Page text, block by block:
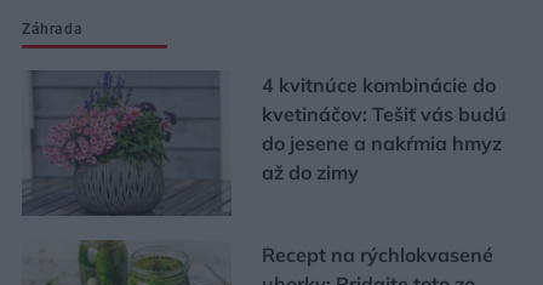
Záhrada
4 kvitnúce kombinácie do
kvetináčov: Tešiť vás budú
do jesene a nakŕmia hmyz
až do zimy
Recept na rýchlokvasené